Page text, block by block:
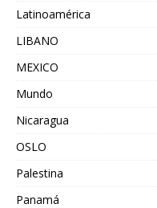
Latinoamérica
LIBANO
MEXICO
Mundo
Nicaragua
OSLO
Palestina
Panamá